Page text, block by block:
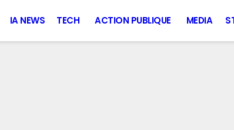
IA NEWS TECH ACTION PUBLIQUE MEDIA